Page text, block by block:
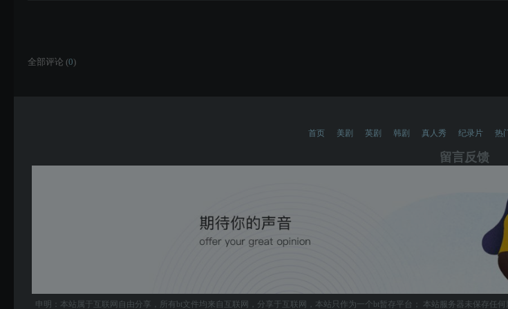
全部评论 (0)
首页 美剧 英剧 韩剧 真人秀 纪录片 热
留言反馈
申明：本站属于互联网自由分享，所有bt文件均来自互联网，分享于互联网，本站只作为一个bt暂存平台； 本站服务器未保存